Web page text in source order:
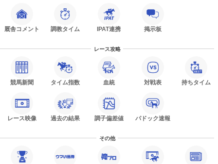
厩舎コメント 調教タイム IPAT連携 掲示板
レース攻略
競馬新聞 タイム指数 血統 対戦表 持ちタイム
レース映像 過去の結果 調子偏差値 パドック速報
その他